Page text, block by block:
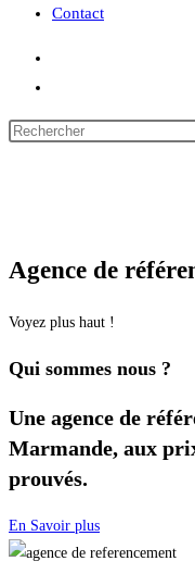
Contact
Agence de
Voyez plus haut !
Qui sommes nous ?
Une agence de
Marmande, aux
prouvés.
En Savoir plus